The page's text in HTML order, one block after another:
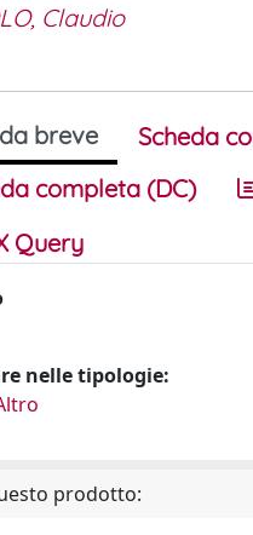
Claudio
breve
Scheda
completa (DC)
nelle tipologie:
prodotto: